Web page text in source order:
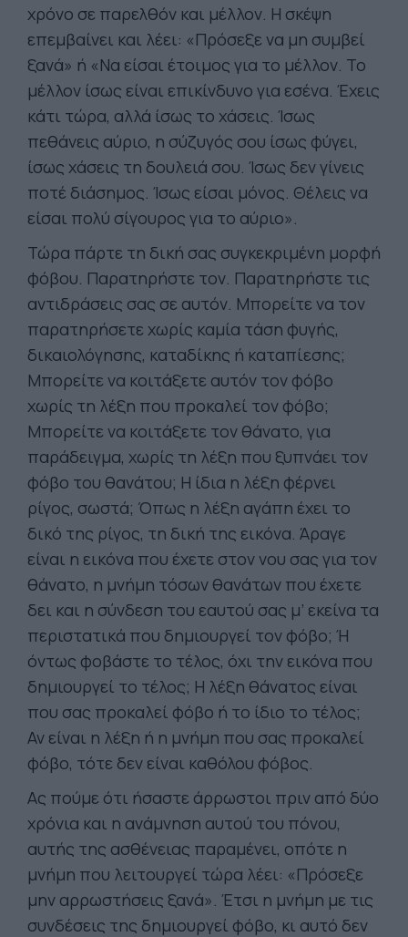
χρόνο σε παρελθόν και μέλλον. Η σκέψη
επεμβαίνει και λέει: «Πρόσεξε να μη συμβεί
ξανά» ή «Να είσαι έτοιμος για το μέλλον. Το
μέλλον ίσως είναι επικίνδυνο για εσένα. Έχεις
κάτι τώρα, αλλά ίσως το χάσεις. Ίσως
πεθάνεις αύριο, η σύζυγός σου ίσως φύγει,
ίσως χάσεις τη δουλειά σου. Ίσως δεν γίνεις
ποτέ διάσημος. Ίσως είσαι μόνος. Θέλεις να
είσαι πολύ σίγουρος για το αύριο».
Τώρα πάρτε τη δική σας συγκεκριμένη μορφή
φόβου. Παρατηρήστε τον. Παρατηρήστε τις
αντιδράσεις σας σε αυτόν. Μπορείτε να τον
παρατηρήσετε χωρίς καμία τάση φυγής,
δικαιολόγησης, καταδίκης ή καταπίεσης;
Μπορείτε να κοιτάξετε αυτόν τον φόβο
χωρίς τη λέξη που προκαλεί τον φόβο;
Μπορείτε να κοιτάξετε τον θάνατο, για
παράδειγμα, χωρίς τη λέξη που ξυπνάει τον
φόβο του θανάτου; Η ίδια η λέξη φέρνει
ρίγος, σωστά; Όπως η λέξη αγάπη έχει το
δικό της ρίγος, τη δική της εικόνα. Άραγε
είναι η εικόνα που έχετε στον νου σας για τον
θάνατο, η μνήμη τόσων θανάτων που έχετε
δει και η σύνδεση του εαυτού σας μ’ εκείνα τα
περιστατικά που δημιουργεί τον φόβο; Ή
όντως φοβάστε το τέλος, όχι την εικόνα που
δημιουργεί το τέλος; Η λέξη θάνατος είναι
που σας προκαλεί φόβο ή το ίδιο το τέλος;
Αν είναι η λέξη ή η μνήμη που σας προκαλεί
φόβο, τότε δεν είναι καθόλου φόβος.
Ας πούμε ότι ήσαστε άρρωστοι πριν από δύο
χρόνια και η ανάμνηση αυτού του πόνου,
αυτής της ασθένειας παραμένει, οπότε η
μνήμη που λειτουργεί τώρα λέει: «Πρόσεξε
μην αρρωστήσεις ξανά». Έτσι η μνήμη με τις
συνδέσεις της δημιουργεί φόβο, κι αυτό δεν